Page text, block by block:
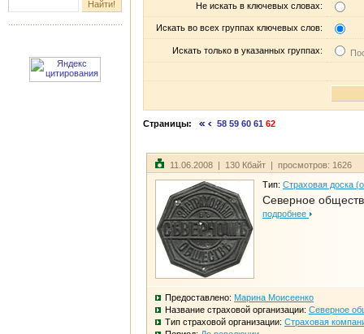
Не искать в ключевых словах:
Искать во всех группах ключевых слов:
Искать только в указанных группах:
Страницы: 58 59 60 61 62
11.06.2008 | 130 Кбайт | просмотров: 1626
Тип: Страховая доска
Северное
подробнее
Предоставлено: Марина Моисеенко
Название страховой организации: Северное
Тип страховой организации: Страховая